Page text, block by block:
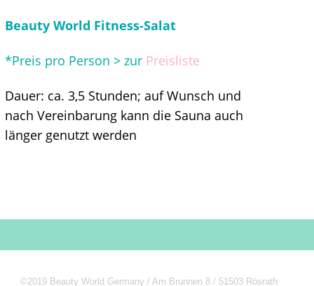
Beauty World Fitness-Salat
*Preis pro Person > zur Preisliste
Dauer: ca. 3,5 Stunden; auf Wunsch und
nach Vereinbarung kann die Sauna auch
länger genutzt werden
©2019 Beauty World Germany / Am Brunnen 8 / 51503 Rösrath